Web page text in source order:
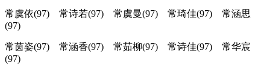
常虞依(97) 常诗若(97) 常虞曼(97) 常琦佳(97) 常涵思
(97)
常茵姿(97) 常涵香(97) 常茹柳(97) 常诗佳(97) 常华宸
(97)